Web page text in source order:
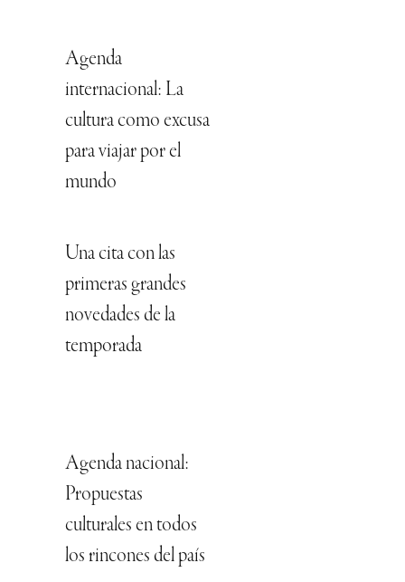
Agenda
internacional: La
cultura como excusa
para viajar por el
mundo
Una cita con las
primeras grandes
novedades de la
temporada
Agenda nacional:
Propuestas
culturales en todos
los rincones del país